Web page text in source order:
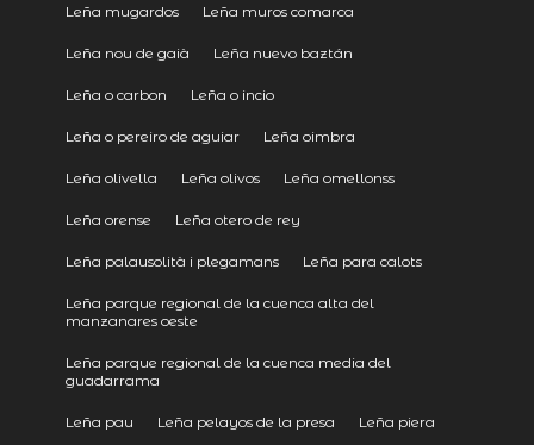
Leña mugardos Leña muros comarca
Leña nou de gaià Leña nuevo baztán
Leña o carbon Leña o incio
Leña o pereiro de aguiar Leña oimbra
Leña olivella Leña olivos Leña omellonss
Leña orense Leña otero de rey
Leña palausolità i plegamans Leña para calots
Leña parque regional de la cuenca alta del
manzanares oeste
Leña parque regional de la cuenca media del
guadarrama
Leña pau Leña pelayos de la presa Leña piera